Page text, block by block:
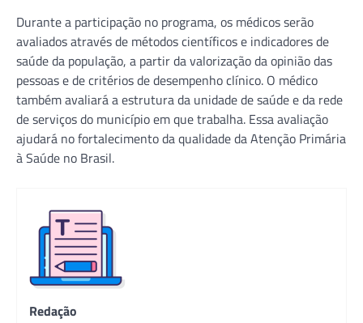
Durante a participação no programa, os médicos serão
avaliados através de métodos científicos e indicadores de
saúde da população, a partir da valorização da opinião das
pessoas e de critérios de desempenho clínico. O médico
também avaliará a estrutura da unidade de saúde e da rede
de serviços do município em que trabalha. Essa avaliação
ajudará no fortalecimento da qualidade da Atenção Primária
à Saúde no Brasil.
Redação